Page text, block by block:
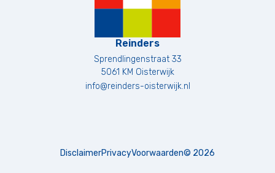
Reinders
Sprendlingenstraat 33
5061 KM Oisterwijk
info@reinders-oisterwijk.nl
DisclaimerPrivacyVoorwaarden© 2026